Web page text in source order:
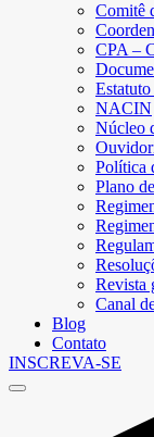
Comitê
CPA –
NACIN
Núcleo
Política
Plano
Revista
Canal
Blog
Contato
INSCREVA-SE